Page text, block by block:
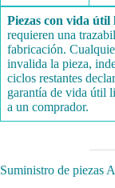
Piezas con vida útil
requieren una
fabricación.
invalida la pieza,
ciclos restantes
garantía de vida útil
a un comprador.
Suministro de piezas